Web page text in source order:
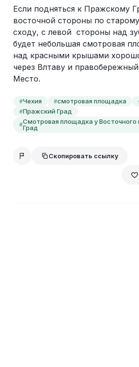
Если подняться к Пражскому
восточной стороны по
сходу, с левой  стороны над
будет небольшая смотровая
над красными крышами
через Влтаву и
Место.
#Чехия #смотровая площадка
#Пражский Град
#Смотровая площадка у Восточного
Град
Скопировать ссылку